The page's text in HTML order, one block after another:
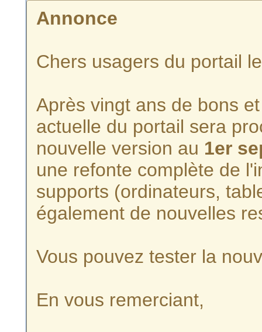
Annonce
Chers usagers du portail
Après vingt ans de bons
actuelle du portail sera
nouvelle version au 1er
une refonte complète de
supports (ordinateurs,
également de nouvelles
Vous pouvez tester la
En vous remerciant,